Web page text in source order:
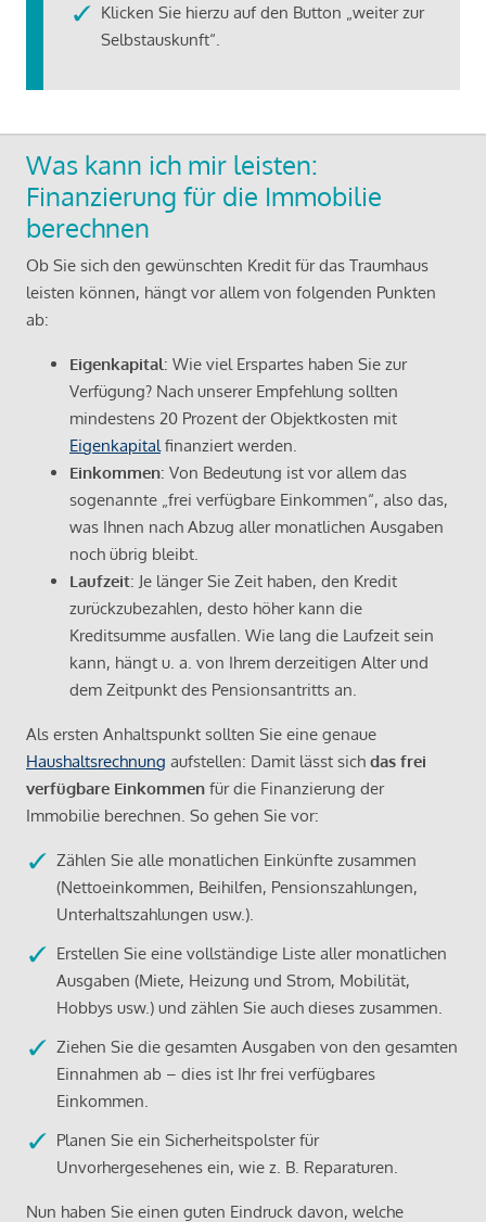
Klicken Sie hierzu auf den Button „weiter zur
Selbstauskunft“.
Was kann ich mir leisten:
Finanzierung für die Immobilie
berechnen
Ob Sie sich den gewünschten Kredit für das Traumhaus
leisten können, hängt vor allem von folgenden Punkten
ab:
Eigenkapital: Wie viel Erspartes haben Sie zur
Verfügung? Nach unserer Empfehlung sollten
mindestens 20 Prozent der Objektkosten mit
Eigenkapital finanziert werden.
Einkommen: Von Bedeutung ist vor allem das
sogenannte „frei verfügbare Einkommen“, also das,
was Ihnen nach Abzug aller monatlichen Ausgaben
noch übrig bleibt.
Laufzeit: Je länger Sie Zeit haben, den Kredit
zurückzubezahlen, desto höher kann die
Kreditsumme ausfallen. Wie lang die Laufzeit sein
kann, hängt u. a. von Ihrem derzeitigen Alter und
dem Zeitpunkt des Pensionsantritts an.
Als ersten Anhaltspunkt sollten Sie eine genaue
Haushaltsrechnung aufstellen: Damit lässt sich das frei
verfügbare Einkommen für die Finanzierung der
Immobilie berechnen. So gehen Sie vor:
Zählen Sie alle monatlichen Einkünfte zusammen
(Nettoeinkommen, Beihilfen, Pensionszahlungen,
Unterhaltszahlungen usw.).
Erstellen Sie eine vollständige Liste aller monatlichen
Ausgaben (Miete, Heizung und Strom, Mobilität,
Hobbys usw.) und zählen Sie auch dieses zusammen.
Ziehen Sie die gesamten Ausgaben von den gesamten
Einnahmen ab – dies ist Ihr frei verfügbares
Einkommen.
Planen Sie ein Sicherheitspolster für
Unvorhergesehenes ein, wie z. B. Reparaturen.
Nun haben Sie einen guten Eindruck davon, welche